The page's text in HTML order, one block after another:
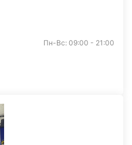
Пн-Вс: 09:00 - 21:00